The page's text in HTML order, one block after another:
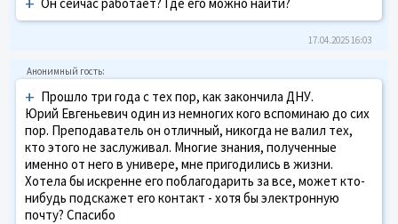
17.04.2025 16:03
+ Прошло три года с тех пор, как закончила ДНУ.
Юрий Евгеньевич один из немногих кого вспоминаю до сих
пор. Преподаватель он отличный, никогда не валил тех,
кто этого не заслуживал. Многие знания, полученные
именно от него в универе, мне пригодились в жизни.
Хотела бы искренне его поблагодарить за все, может кто-
нибудь подскажет его контакт - хотя бы электронную
почту? Спасибо